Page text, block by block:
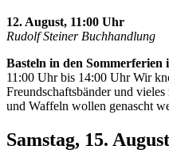
12. August, 11:00 Uhr
Rudolf Steiner Buchhandlung
Basteln in den
11:00 Uhr bis 14:00 Uhr Wir
Freundschaftsbänder und
und Waffeln wollen genascht
Samstag, 15. August